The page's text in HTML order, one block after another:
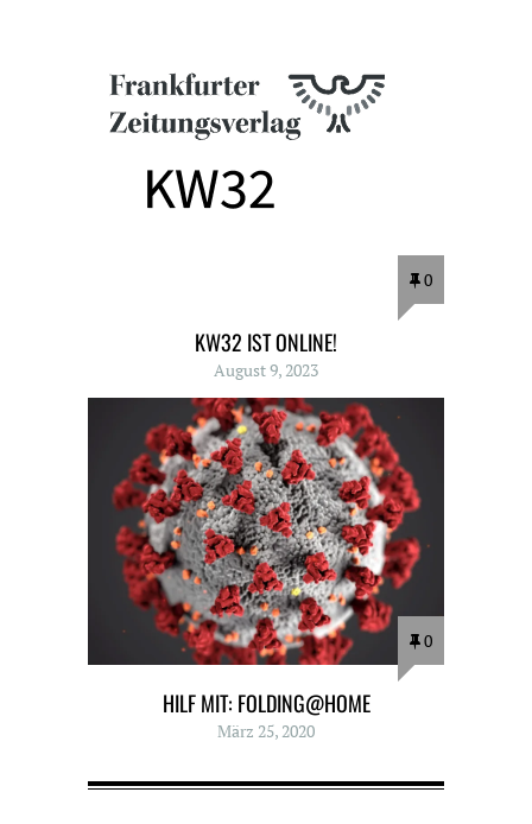
0
KW32 IST ONLINE!
August 9, 2023
0
HILF MIT: FOLDING@HOME
März 25, 2020